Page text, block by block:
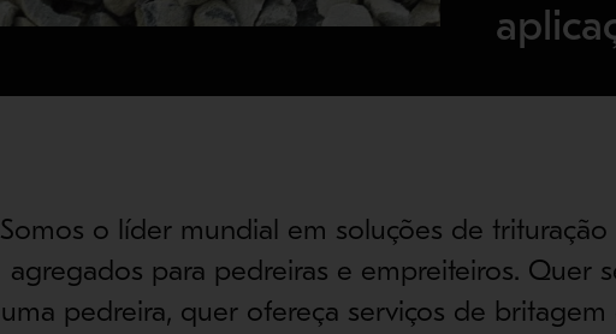
Somos o líder mundial em soluções de
agregados para pedreiras e empreiteiros. Quer
uma pedreira, quer ofereça serviços de